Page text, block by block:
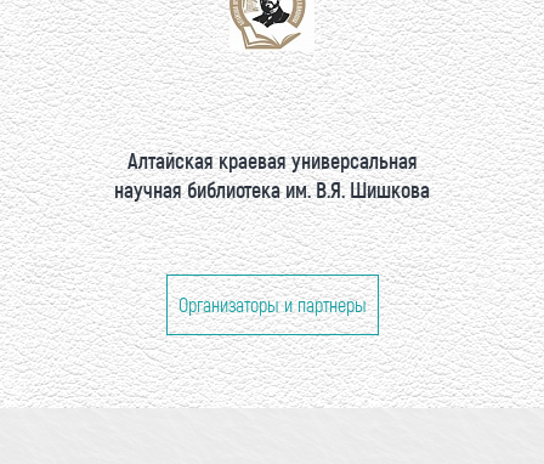
Алтайская краевая универсальная
научная библиотека им. В.Я. Шишкова
Организаторы и партнеры